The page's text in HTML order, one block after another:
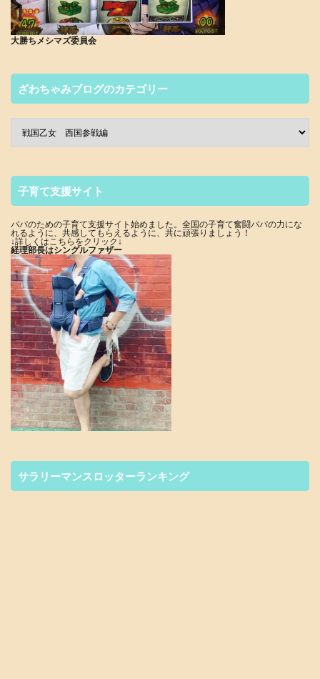
大勝ちメシマズ委員会
ざわちゃみブログのカテゴリー
子育て支援サイト
パパのための子育て支援サイト始めました。全国の子育て奮闘パパの力にな
れるように、共感してもらえるように、共に頑張りましょう！
↓詳しくはこちらをクリック↓
経理部長はシングルファザー
サラリーマンスロッターランキング